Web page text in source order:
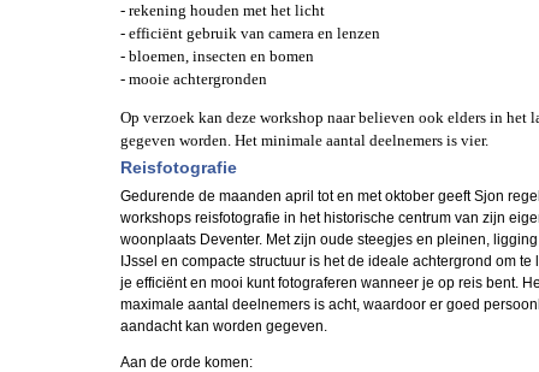
- rekening houden met het licht
- efficiënt gebruik van camera en lenzen
- bloemen, insecten en bomen
- mooie achtergronden
Op verzoek kan deze workshop naar believen ook elders in het
gegeven worden. Het minimale aantal deelnemers is vier.
Reisfotografie
Gedurende de maanden april tot en met oktober geeft Sjon
workshops reisfotografie in het historische centrum van zijn
woonplaats Deventer. Met zijn oude steegjes en pleinen,
IJssel en compacte structuur is het de ideale achtergrond om te
je efficiënt en mooi kunt fotograferen wanneer je op reis bent.
maximale aantal deelnemers is acht, waardoor er goed
aandacht kan worden gegeven.
Aan de orde komen: